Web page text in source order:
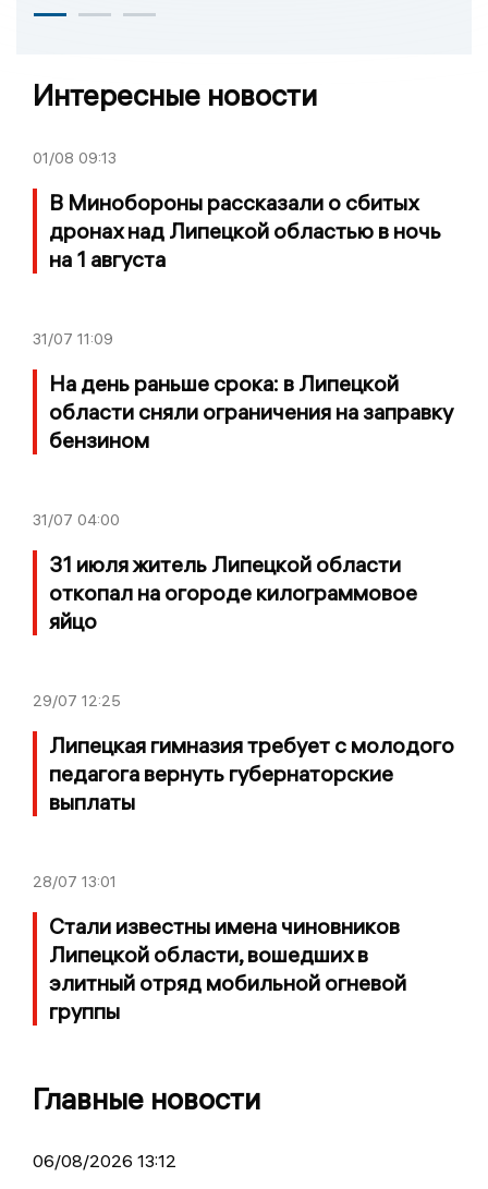
Интересные новости
01/08 09:13
В Минобороны рассказали о сбитых
дронах над Липецкой областью в ночь
на 1 августа
31/07 11:09
На день раньше срока: в Липецкой
области сняли ограничения на заправку
бензином
31/07 04:00
31 июля житель Липецкой области
откопал на огороде килограммовое
яйцо
29/07 12:25
Липецкая гимназия требует с молодого
педагога вернуть губернаторские
выплаты
28/07 13:01
Стали известны имена чиновников
Липецкой области, вошедших в
элитный отряд мобильной огневой
группы
Главные новости
06/08/2026 13:12